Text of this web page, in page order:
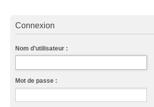
Connexion
Nom d’utilisateur :
Mot de passe :